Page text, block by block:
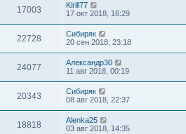
17003
Kirill77
17 окт 2018, 16:29
22728
Сибиряк
20 сен 2018, 23:18
24077
Александр30
11 авг 2018, 00:19
20343
Сибиряк
08 авг 2018, 22:37
18818
Alenka25
03 авг 2018, 14:35